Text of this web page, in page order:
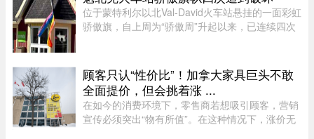
位于蒙特利尔以北Val-David火车站悬挂的一面彩虹
骄傲旗，自上周为“骄傲周”升起以来，已连续四次
月5日还加装了监控摄像头 ...
顾客只认“性价比”！加拿大家具巨头不敢
全面提价，但会挑着涨 ...
在如今的消费环境下，零售商若想吸引顾客，营销
宣传必须突出“物有所值”。在这种情况下，涨价无